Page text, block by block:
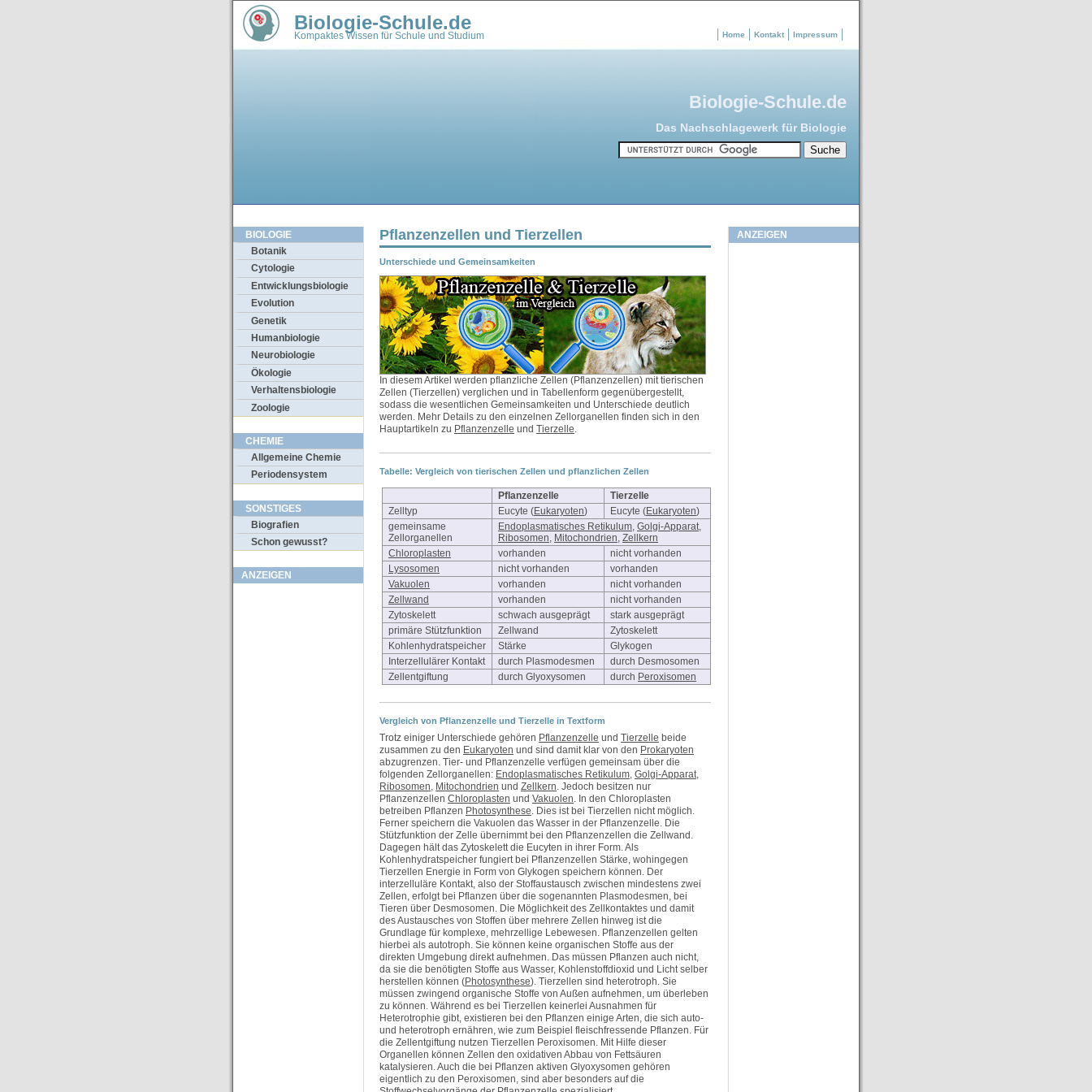
Home Kontakt Impressum
Biologie-Schule.de
Kompaktes Wissen für Schule und Studium
Biologie-Schule.de
Das Nachschlagewerk für Biologie
BIOLOGIE
Botanik
Cytologie
Entwicklungsbiologie
Evolution
Genetik
Humanbiologie
Neurobiologie
Ökologie
Verhaltensbiologie
Zoologie
CHEMIE
Allgemeine Chemie
Periodensystem
SONSTIGES
Biografien
Schon gewusst?
ANZEIGEN
Pflanzenzellen und Tierzellen
Unterschiede und Gemeinsamkeiten
In diesem Artikel werden pflanzliche Zellen (Pflanzenzellen) mit tierischen
Zellen (Tierzellen) verglichen und in Tabellenform gegenübergestellt,
sodass die wesentlichen Gemeinsamkeiten und Unterschiede deutlich
werden. Mehr Details zu den einzelnen Zellorganellen finden sich in den
Hauptartikeln zu Pflanzenzelle und Tierzelle.
Tabelle: Vergleich von tierischen Zellen und pflanzlichen Zellen
Pflanzenzelle
Tierzelle
Zelltyp
Eucyte (Eukaryoten) Eucyte (Eukaryoten)
gemeinsame
Zellorganellen
Endoplasmatisches Retikulum, Golgi-Apparat,
Ribosomen, Mitochondrien, Zellkern
Chloroplasten
vorhanden
nicht vorhanden
Lysosomen
nicht vorhanden
vorhanden
Vakuolen
vorhanden
nicht vorhanden
Zellwand
vorhanden
nicht vorhanden
Zytoskelett
schwach ausgeprägt
stark ausgeprägt
primäre Stützfunktion
Zellwand
Zytoskelett
Kohlenhydratspeicher
Stärke
Glykogen
Interzellulärer Kontakt
durch Plasmodesmen
durch Desmosomen
Zellentgiftung
durch Glyoxysomen durch Peroxisomen
Vergleich von Pflanzenzelle und Tierzelle in Textform
Trotz einiger Unterschiede gehören Pflanzenzelle und Tierzelle beide
zusammen zu den Eukaryoten und sind damit klar von den Prokaryoten
abzugrenzen. Tier- und Pflanzenzelle verfügen gemeinsam über die
folgenden Zellorganellen: Endoplasmatisches Retikulum, Golgi-Apparat,
Ribosomen, Mitochondrien und Zellkern. Jedoch besitzen nur
Pflanzenzellen Chloroplasten und Vakuolen. In den Chloroplasten
betreiben Pflanzen Photosynthese. Dies ist bei Tierzellen nicht möglich.
Ferner speichern die Vakuolen das Wasser in der Pflanzenzelle. Die
Stützfunktion der Zelle übernimmt bei den Pflanzenzellen die Zellwand.
Dagegen hält das Zytoskelett die Eucyten in ihrer Form. Als
Kohlenhydratspeicher fungiert bei Pflanzenzellen Stärke, wohingegen
Tierzellen Energie in Form von Glykogen speichern können. Der
interzelluläre Kontakt, also der Stoffaustausch zwischen mindestens zwei
Zellen, erfolgt bei Pflanzen über die sogenannten Plasmodesmen, bei
Tieren über Desmosomen. Die Möglichkeit des Zellkontaktes und damit
des Austausches von Stoffen über mehrere Zellen hinweg ist die
Grundlage für komplexe, mehrzellige Lebewesen. Pflanzenzellen gelten
hierbei als autotroph. Sie können keine organischen Stoffe aus der
direkten Umgebung direkt aufnehmen. Das müssen Pflanzen auch nicht,
da sie die benötigten Stoffe aus Wasser, Kohlenstoffdioxid und Licht selber
herstellen können (Photosynthese). Tierzellen sind heterotroph. Sie
müssen zwingend organische Stoffe von Außen aufnehmen, um überleben
zu können. Während es bei Tierzellen keinerlei Ausnahmen für
Heterotrophie gibt, existieren bei den Pflanzen einige Arten, die sich auto-
und heterotroph ernähren, wie zum Beispiel fleischfressende Pflanzen. Für
die Zellentgiftung nutzen Tierzellen Peroxisomen. Mit Hilfe dieser
Organellen können Zellen den oxidativen Abbau von Fettsäuren
katalysieren. Auch die bei Pflanzen aktiven Glyoxysomen gehören
eigentlich zu den Peroxisomen, sind aber besonders auf die
ANZEIGEN